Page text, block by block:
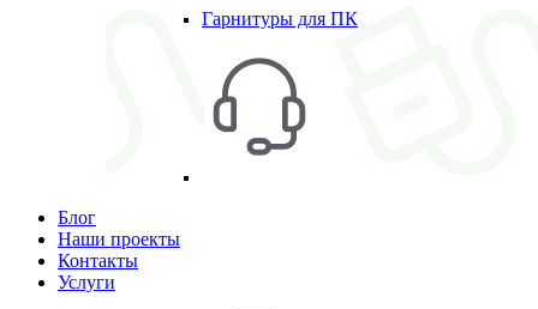
Гарнитуры для ПК
Блог
Наши проекты
Контакты
Услуги